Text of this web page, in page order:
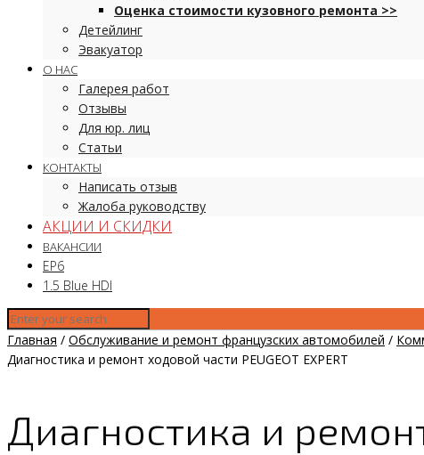
Оценка стоимости кузовного ремонта >>
Детейлинг
Эвакуатор
О НАС
Галерея работ
Отзывы
Для юр. лиц
Статьи
КОНТАКТЫ
Написать отзыв
Жалоба руководству
АКЦИИ И СКИДКИ
ВАКАНСИИ
EP6
1.5 Blue HDI
Главная / Обслуживание и ремонт французских автомобилей /
Диагностика и ремонт ходовой части PEUGEOT EXPERT
Диагностика и